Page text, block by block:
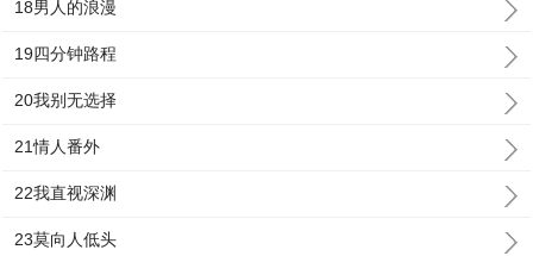
18男人的浪漫
19四分钟路程
20我别无选择
21情人番外
22我直视深渊
23莫向人低头